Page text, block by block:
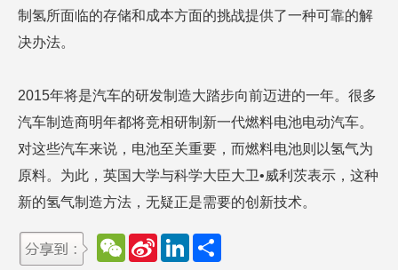
制氢所面临的存储和成本方面的挑战提供了一种可靠的解
决办法。
2015年将是汽车的研发制造大踏步向前迈进的一年。很多
汽车制造商明年都将竞相研制新一代燃料电池电动汽车。
对这些汽车来说，电池至关重要，而燃料电池则以氢气为
原料。为此，英国大学与科学大臣大卫•威利茨表示，这种
新的氢气制造方法，无疑正是需要的创新技术。
W
e
S
L